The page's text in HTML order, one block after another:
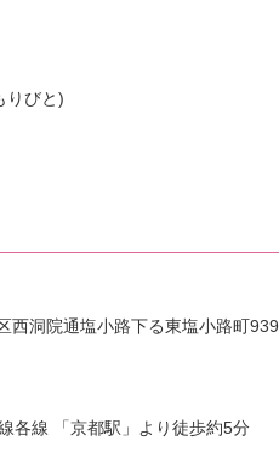
りびと)
洞院通塩小路下る東塩小路町939
各線 「京都駅」より徒歩約5分